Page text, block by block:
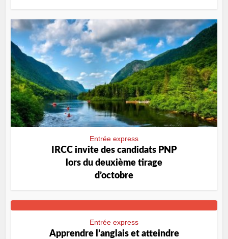
Entrée express
IRCC invite des candidats PNP
lors du deuxième tirage
d’octobre
Entrée express
Apprendre l’anglais et atteindre